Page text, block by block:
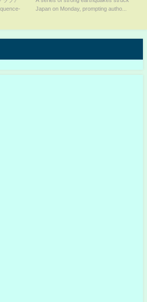
Tsunami |India Today LIVE
Japan on Monday, prompting autho...